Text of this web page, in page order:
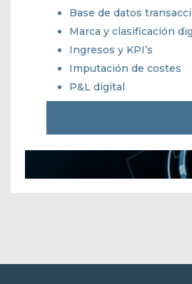
Base de datos
Marca y clasificación
Ingresos y KPI’s
Imputación de costes
P&L digital